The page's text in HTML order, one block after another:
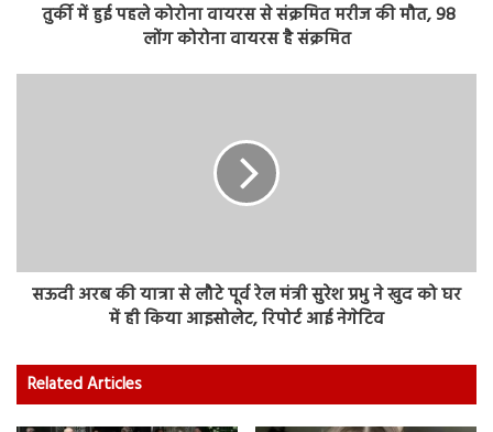
तुर्की में हुई पहले कोरोना वायरस से संक्रमित मरीज की मौत, 98
लोंग कोरोना वायरस है सं‍क्रमित
सऊदी अरब की यात्रा से लौटे पूर्व रेल मंत्री सुरेश प्रभु ने खुद को घर
में ही किया आइसोलेट, रिपोर्ट आई नेगेटिव
Related Articles